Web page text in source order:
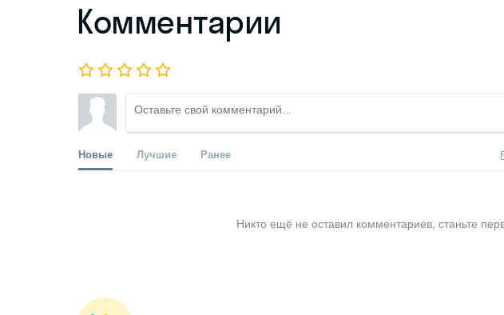
Комментарии
Новые Лучшие Ранее
Никто ещё не оставил комментариев, станьте